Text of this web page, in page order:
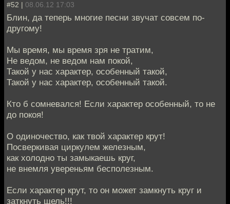
#52 | 08.06.12 17:03
Блин, да теперь многие песни звучат совсем по-
другому!
Мы время, мы время зря не тратим,
Не ведом, не ведом нам покой,
Такой у нас характер, особенный такой,
Такой у нас характер, особенный такой.
Кто б сомневался! Если характер особенный, то не
до покоя!
О одиночество, как твой характер крут!
Посверкивая циркулем железным,
как холодно ты замыкаешь круг,
не внемля увереньям бесполезным.
Если характер крут, то он может замкнуть круг и
заткнуть щель!!!